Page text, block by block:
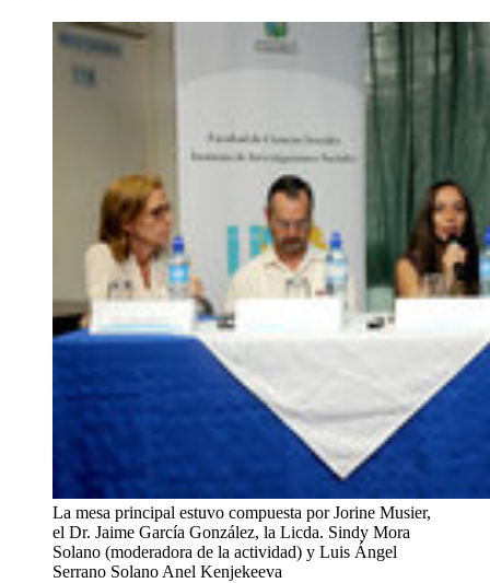
La mesa principal estuvo compuesta por Jorine Musier,
el Dr. Jaime García González, la Licda. Sindy Mora
Solano (moderadora de la actividad) y Luis Ángel
Serrano Solano Anel Kenjekeeva